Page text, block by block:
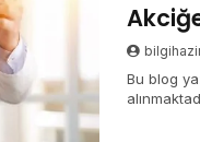
Bu blog